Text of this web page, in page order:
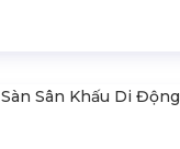
Sàn Sân Khấu Di Động